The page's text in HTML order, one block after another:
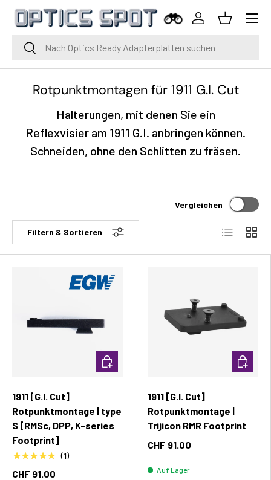
Zum Inhalt springen
SucheSuche
Einloggen
Korb
Menü
Rotpunktmontagen für 1911 G.I. Cut
Halterungen, mit denen Sie ein
Reflexvisier am 1911 G.I. anbringen können.
Schneiden, ohne den Schlitten zu fräsen.
Filtern & Sortieren
Vergleichen
Liste
1911 [G.I. Cut]
Rotpunktmontage | type
S [RMSc, DPP, K-series
Footprint]
★★★★★ (1)
CHF 91.00
In den Warenkorb
1911 [G.I. Cut]
Rotpunktmontage |
Trijicon RMR Footprint
CHF 91.00
Auf Lager
In den